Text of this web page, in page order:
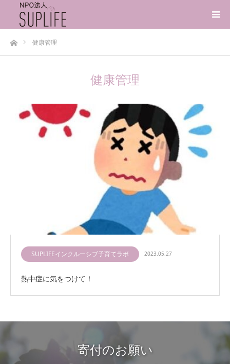
ホーム健康管理
健康管理
SUPLIFEインクルーシブ子育てラボ 2023.05.27
熱中症に気をつけて！
寄付のお願い